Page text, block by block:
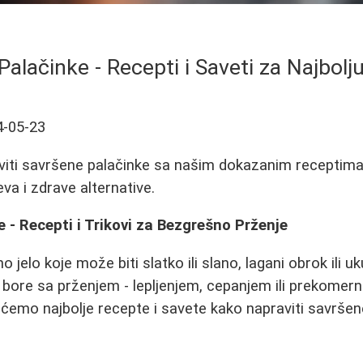
- Recepti i Saveti za
05-23
savršene palačinke sa našim dokazanim
i zdrave alternative.
- Recepti i Trikovi za Bezgrešno Prženje
jelo koje može biti slatko ili slano, lagani obrok ili
sa prženjem - lepljenjem, cepanjem ili
najbolje recepte i savete kako napraviti